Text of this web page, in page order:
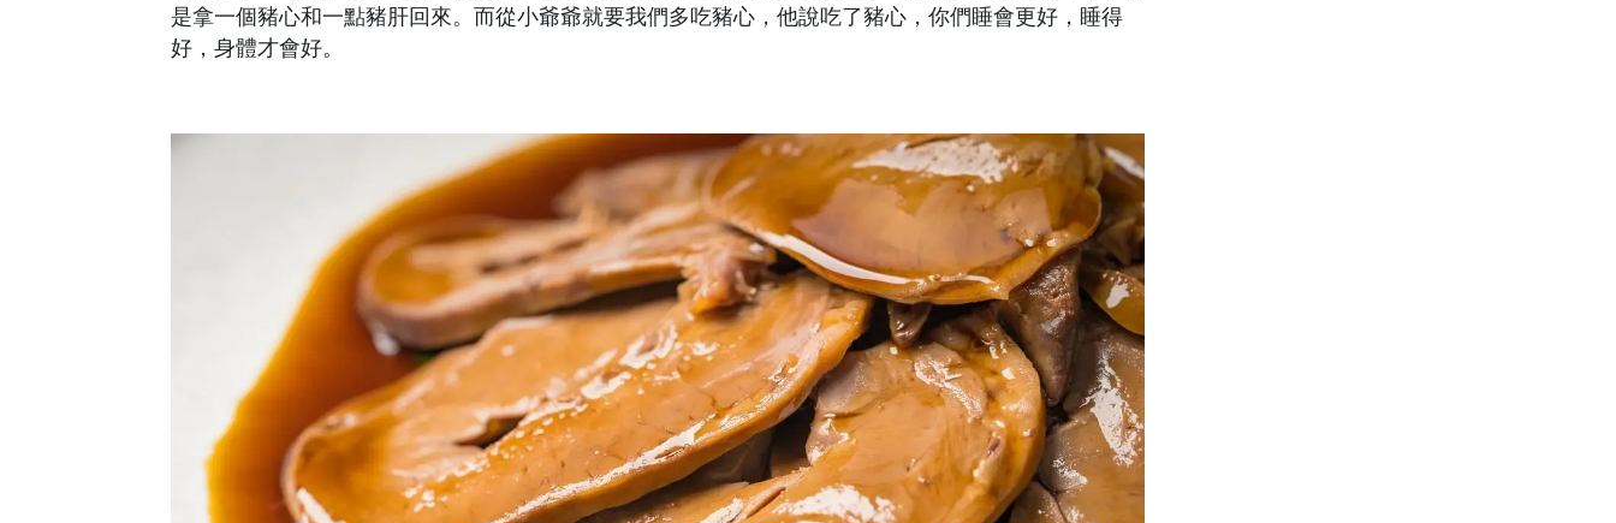
是拿一個豬心和一點豬肝回來。而從小爺爺就要我們多吃豬心，他說吃了豬心，你們睡會更好，睡得
好，身體才會好。